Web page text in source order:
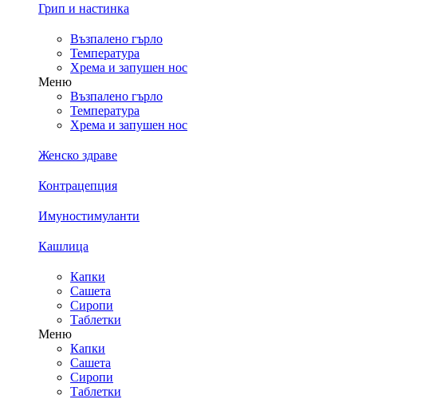
Грип и настинка
Възпалено гърло
Температура
Хрема и запушен нос
Меню
Възпалено гърло
Температура
Хрема и запушен нос
Женско здраве
Контрацепция
Имуностимуланти
Кашлица
Капки
Сашета
Сиропи
Таблетки
Меню
Капки
Сашета
Сиропи
Таблетки